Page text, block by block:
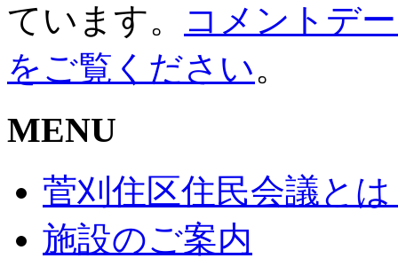
ています。
コメントデ
をご覧ください。
MENU
菅刈住区住民会議と
施設のご案内